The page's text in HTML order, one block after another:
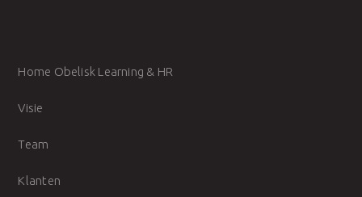
Home Obelisk Learning & HR
Visie
Team
Klanten